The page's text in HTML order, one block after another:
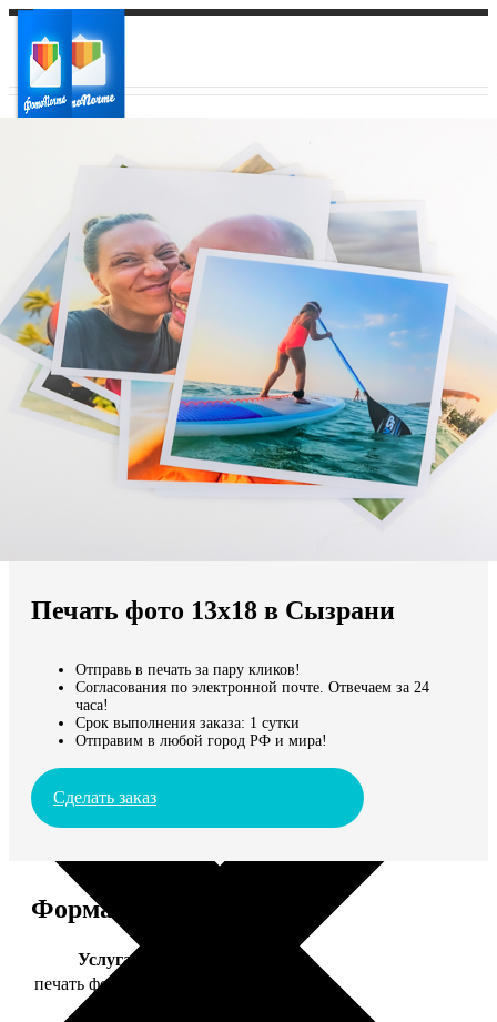
Ваш регион доставки
Выберите из списка:
Мы доставляем по всему миру
Продолжить без города
Печать фото 13х18 в Сызрани
Отправь в печать за пару кликов!
Согласования по электронной почте. Отвечаем за 24
часа!
Срок выполнения заказа: 1 сутки
Отправим в любой город РФ и мира!
Сделать заказ
Форматы и цены
Услуга
печать фото 13х18